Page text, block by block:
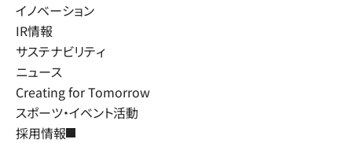
イノベーション
IR情報
サステナビリティ
ニュース
Creating for Tomorrow
スポーツ・イベント活動
採用情報